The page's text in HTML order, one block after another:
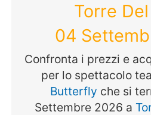
Torre
04
Confronta i prezzi e
per lo spettacolo
Butterfly che si
Settembre 2026 a